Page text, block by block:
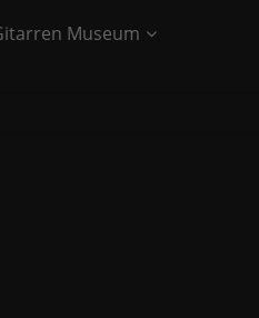
Museum